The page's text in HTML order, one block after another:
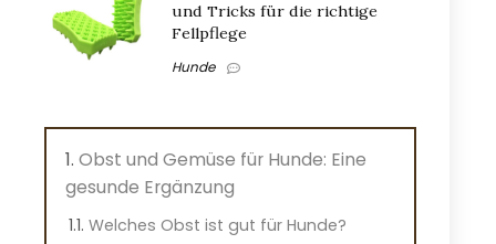
und Tricks für die richtige
Fellpflege
Hunde
Obst und Gemüse für Hunde: Eine
gesunde Ergänzung
Welches Obst ist gut für Hunde?